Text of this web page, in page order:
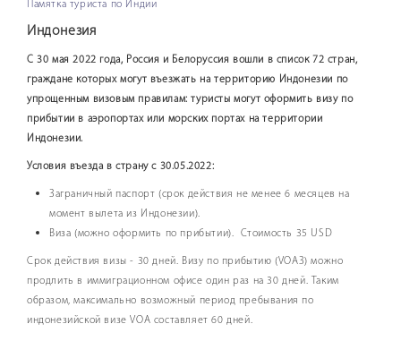
Памятка туриста по Индии
Индонезия
С 30 мая 2022 года, Россия и Белоруссия вошли в список 72 стран,
граждане которых могут въезжать на территорию Индонезии по
упрощенным визовым правилам: туристы могут оформить визу по
прибытии в аэропортах или морских портах на территории
Индонезии.
Условия въезда в страну с 30.05.2022:
Заграничный паспорт (срок действия не менее 6 месяцев на
момент вылета из Индонезии).
Виза (можно оформить по прибытии). Стоимость 35 USD
Срок действия визы - 30 дней. Визу по прибытию (VOAЗ) можно
продлить в иммиграционном офисе один раз на 30 дней. Таким
образом, максимально возможный период пребывания по
индонезийской визе VOA составляет 60 дней.